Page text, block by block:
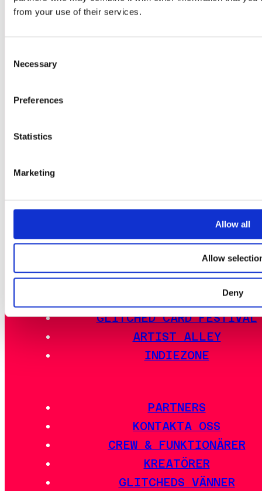
from your use of their services.
Selection
Necessary
Preferences
Statistics
Marketing
Allow all
Allow
Deny
RESEGUIDE
VANLIGA FRÅGOR
EVENTREGLER
GLITCHED CARD FESTIVAL
ARTIST ALLEY
INDIEZONE
PARTNERS
KONTAKTA OSS
CREW & FUNKTIONÄRER
KREATÖRER
GLITCHEDS VÄNNER